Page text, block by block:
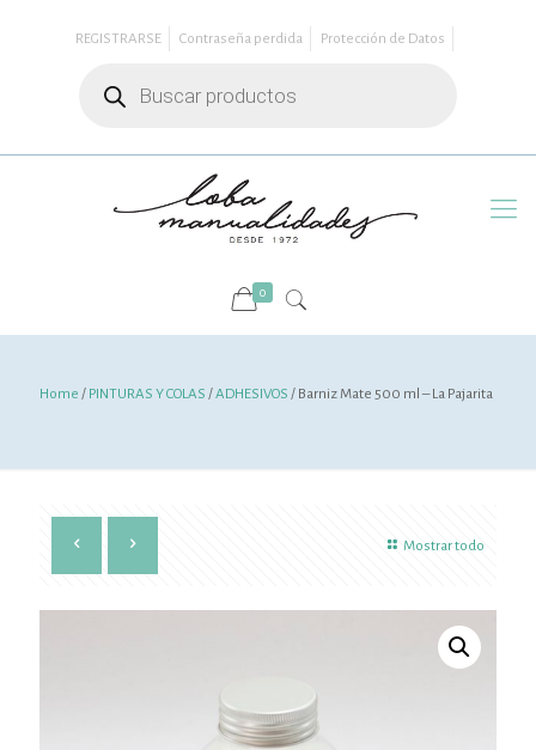
REGISTRARSE Contraseña perdida
Protección de Datos
productos
0
Home / PINTURAS Y COLAS /ADHESIVOS / Barniz Mate 500 ml – La Pajarita
Mostrar todo